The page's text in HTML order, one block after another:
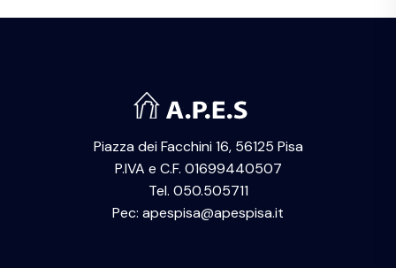
Piazza dei Facchini 16, 56125 Pisa
P.IVA e C.F. 01699440507
Tel. 050.505711
Pec: apespisa@apespisa.it